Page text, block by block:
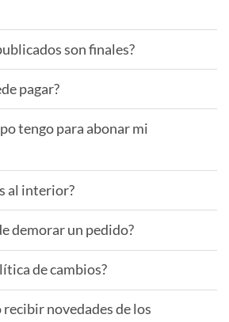
son finales?
pagar?
tengo para abonar mi
al interior?
demorar un pedido?
de cambios?
recibir novedades de los